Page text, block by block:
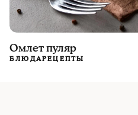
Омлет пуляр
БЛЮДАРЕЦЕПТЫ